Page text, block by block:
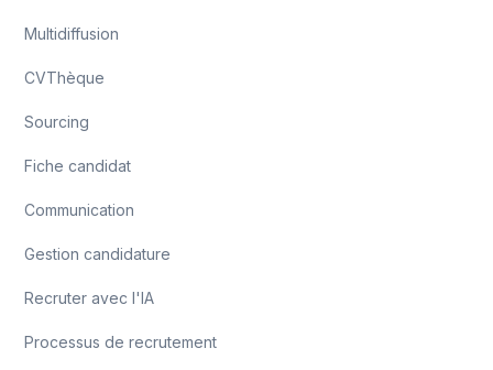
Multidiffusion
CVThèque
Sourcing
Fiche candidat
Communication
Gestion candidature
Recruter avec l'IA
Processus de recrutement